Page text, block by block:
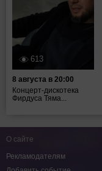
613
8 августа в 20:00
Концерт-дискотека
Фирдуса Тяма...
О сайте
Рекламодателям